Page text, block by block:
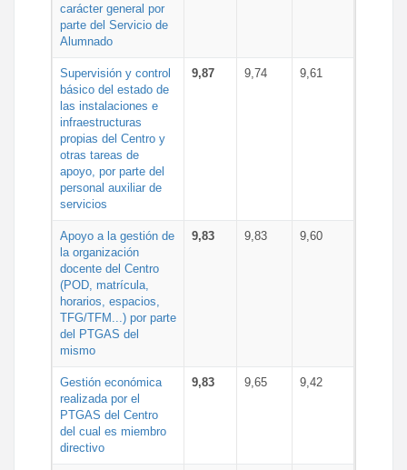
carácter general por
parte del Servicio de
Alumnado
Supervisión y control
básico del estado de
las instalaciones e
infraestructuras
propias del Centro y
otras tareas de
apoyo, por parte del
personal auxiliar de
servicios
9,87 9,74 9,61
Apoyo a la gestión de
la organización
docente del Centro
(POD, matrícula,
horarios, espacios,
TFG/TFM...) por parte
del PTGAS del
mismo
9,83 9,83 9,60
Gestión económica
realizada por el
PTGAS del Centro
del cual es miembro
directivo
9,83 9,65 9,42